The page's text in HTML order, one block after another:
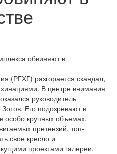
(РГХГ) разгорается скандал,
В центре внимания
руководитель
Его подозревают в
особо крупных объемах.
претензий, топ-
свое кресло и
проектами галереи.